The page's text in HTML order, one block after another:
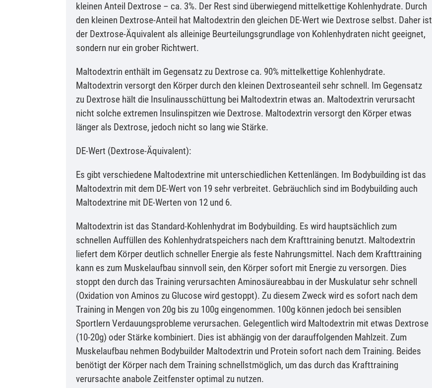
kleinen Anteil Dextrose – ca. 3%. Der Rest sind überwiegend mittelkettige Kohlenhydrate. Durch
den kleinen Dextrose-Anteil hat Maltodextrin den gleichen DE-Wert wie Dextrose selbst. Daher ist
der Dextrose-Äquivalent als alleinige Beurteilungsgrundlage von Kohlenhydraten nicht geeignet,
sondern nur ein grober Richtwert.
Maltodextrin enthält im Gegensatz zu Dextrose ca. 90% mittelkettige Kohlenhydrate.
Maltodextrin versorgt den Körper durch den kleinen Dextroseanteil sehr schnell. Im Gegensatz
zu Dextrose hält die Insulinausschüttung bei Maltodextrin etwas an. Maltodextrin verursacht
nicht solche extremen Insulinspitzen wie Dextrose. Maltodextrin versorgt den Körper etwas
länger als Dextrose, jedoch nicht so lang wie Stärke.
DE-Wert (Dextrose-Äquivalent):
Es gibt verschiedene Maltodextrine mit unterschiedlichen Kettenlängen. Im Bodybuilding ist das
Maltodextrin mit dem DE-Wert von 19 sehr verbreitet. Gebräuchlich sind im Bodybuilding auch
Maltodextrine mit DE-Werten von 12 und 6.
Maltodextrin ist das Standard-Kohlenhydrat im Bodybuilding. Es wird hauptsächlich zum
schnellen Auffüllen des Kohlenhydratspeichers nach dem Krafttraining benutzt. Maltodextrin
liefert dem Körper deutlich schneller Energie als feste Nahrungsmittel. Nach dem Krafttraining
kann es zum Muskelaufbau sinnvoll sein, den Körper sofort mit Energie zu versorgen. Dies
stoppt den durch das Training verursachten Aminosäureabbau in der Muskulatur sehr schnell
(Oxidation von Aminos zu Glucose wird gestoppt). Zu diesem Zweck wird es sofort nach dem
Training in Mengen von 20g bis zu 100g eingenommen. 100g können jedoch bei sensiblen
Sportlern Verdauungsprobleme verursachen. Gelegentlich wird Maltodextrin mit etwas Dextrose
(10-20g) oder Stärke kombiniert. Dies ist abhängig von der darauffolgenden Mahlzeit. Zum
Muskelaufbau nehmen Bodybuilder Maltodextrin und Protein sofort nach dem Training. Beides
benötigt der Körper nach dem Training schnellstmöglich, um das durch das Krafttraining
verursachte anabole Zeitfenster optimal zu nutzen.